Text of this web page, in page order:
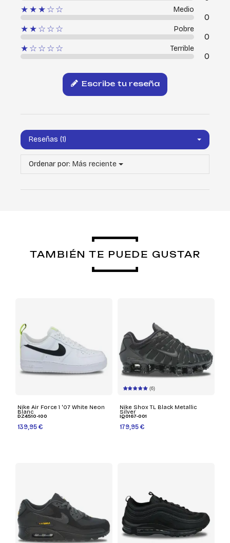
★★★☆☆
Medio
0
★★☆☆☆
Pobre
0
★☆☆☆☆
Terrible
0
Escribe tu reseña
Reseñas (1)
Ordenar por: Más reciente
TAMBIÉN TE PUEDE GUSTAR
Nike Air Force 1 '07 White Neon
Blanc
DZ4510-100
139,95 €
(6)
Nike Shox TL Black Metallic
Silver
IQ0167-001
179,95 €